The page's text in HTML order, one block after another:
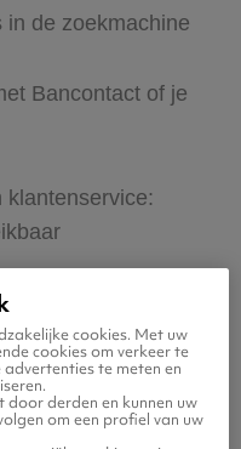
in de zoekmachine
Bancontact of je
klantenservice:
betalen
of huurauto voor
cookies. Met uw
cookies om verkeer te
te meten en
derden en kunnen uw
om een profiel van uw